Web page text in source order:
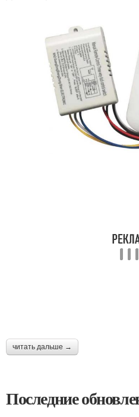
читать дальше →
Последние